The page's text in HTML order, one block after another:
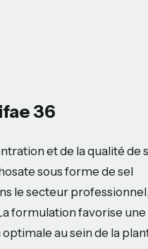
36
et de la qualité de
sous forme de sel
le secteur
formulation favorise
au sein de la